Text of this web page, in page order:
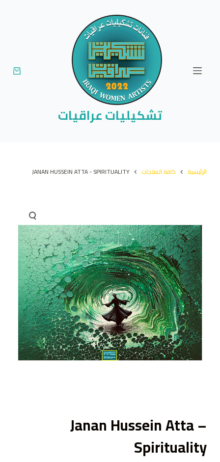
تشكيليات عراقيات
الرئيسية كافة المنتجات JANAN HUSSEIN ATTA - SPIRITUALITY
Janan Hussein Atta –
Spirituality